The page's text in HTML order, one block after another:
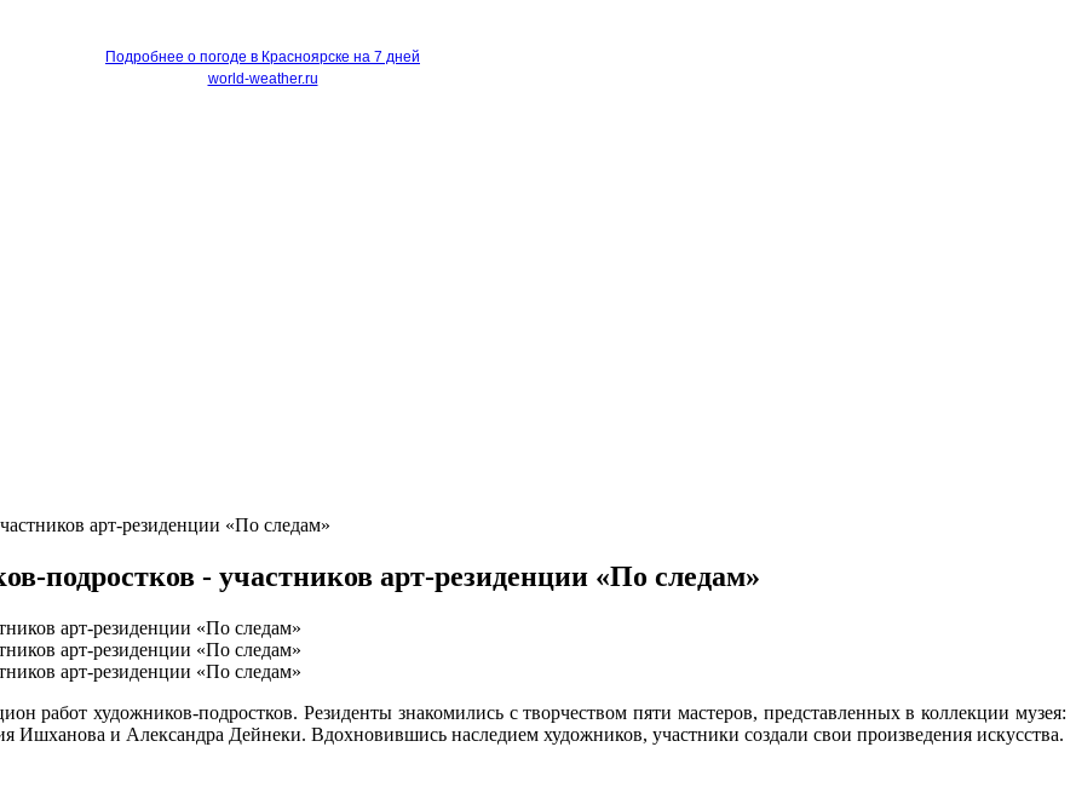
Подробнее о погоде в Красноярске на 7 дней
world-weather.ru
арт-резиденции «По следам»
подростков - участников арт-резиденции «По следам»
работ художников-подростков. Резиденты знакомились с творчеством пяти мастеров, представленных в коллекции музея:
и Александра Дейнеки. Вдохновившись наследием художников, участники создали свои произведения искусства.